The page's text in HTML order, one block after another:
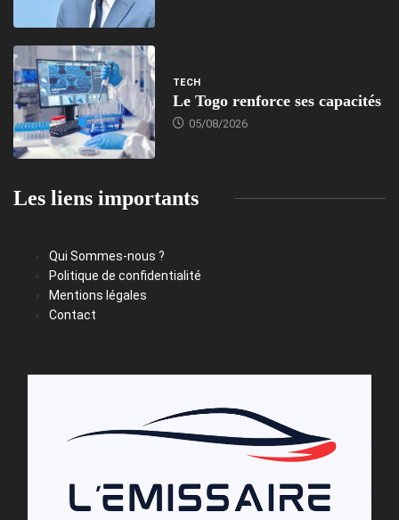
TECH
Le Togo renforce ses capacités
05/08/2026
Les liens importants
Qui Sommes-nous ?
Politique de confidentialité
Mentions légales
Contact